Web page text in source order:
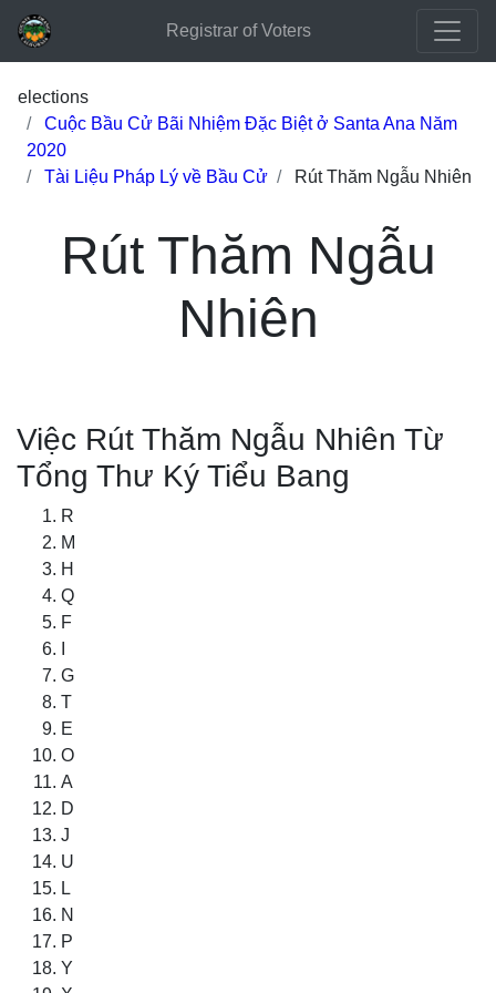
Registrar of Voters
elections
Cuộc Bầu Cử Bãi Nhiệm Đặc Biệt ở Santa Ana Năm
2020
Tài Liệu Pháp Lý về Bầu Cử
Rút Thăm Ngẫu Nhiên
Rút Thăm Ngẫu
Nhiên
Việc Rút Thăm Ngẫu Nhiên Từ
Tổng Thư Ký Tiểu Bang
R
M
H
Q
F
G
T
E
O
A
D
J
U
L
N
P
Y